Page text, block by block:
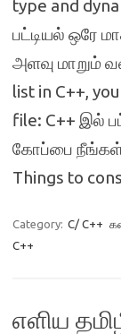
type and
பட்டியல் ஒரே
அளவு மாறும்
list in C++,
file: C++ இல்
கோப்பை நீங்கள்
Things to
Category: C/ C++
C++
எளிய